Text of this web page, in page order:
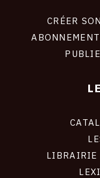
CRÉER
LIBRAIRIE